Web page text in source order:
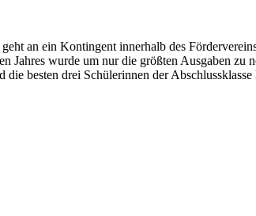
an ein Kontingent innerhalb des
wurde um nur die größten Ausgaben zu
die besten drei Schülerinnen der